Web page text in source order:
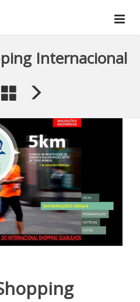
Internacional